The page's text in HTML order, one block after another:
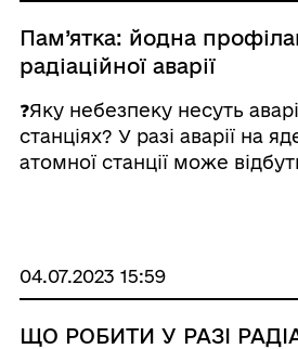
Пам’ятка: йодна
радіаційної аварії
❓️Яку небезпеку несуть
станціях? У разі аварії на
атомної станції може
04.07.2023 15:59
ЩО РОБИТИ У РАЗІ